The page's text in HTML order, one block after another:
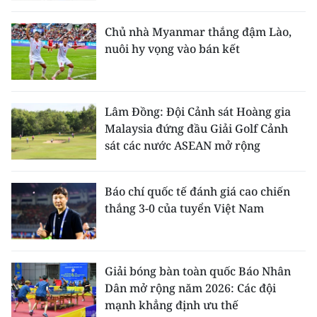
Chủ nhà Myanmar thắng đậm Lào,
nuôi hy vọng vào bán kết
Lâm Đồng: Đội Cảnh sát Hoàng gia
Malaysia đứng đầu Giải Golf Cảnh
sát các nước ASEAN mở rộng
Báo chí quốc tế đánh giá cao chiến
thắng 3-0 của tuyển Việt Nam
Giải bóng bàn toàn quốc Báo Nhân
Dân mở rộng năm 2026: Các đội
mạnh khẳng định ưu thế